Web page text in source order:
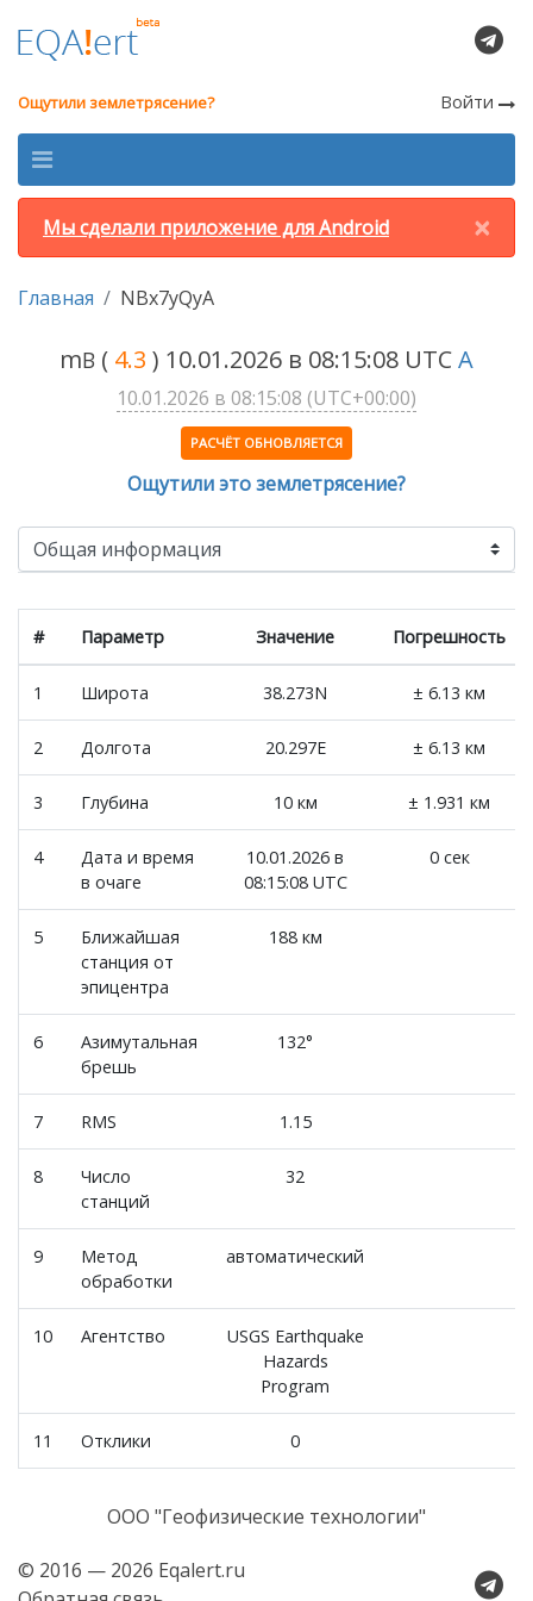
Ощутили землетрясение? Войти
×
Мы сделали приложение для Android
Главная NBx7yQyA
mB ( 4.3 ) 10.01.2026 в 08:15:08 UTCA
10.01.2026 в 08:15:08 (UTC+00:00)
РАСЧЁТ ОБНОВЛЯЕТСЯ
Ощутили это землетрясение?
# Параметр Значение Погрешность
1 Широта 38.273N ± 6.13 км
2 Долгота 20.297E ± 6.13 км
3 Глубина 10 км ± 1.931 км
4
Дата и время
в очаге
10.01.2026 в
08:15:08 UTC
0 сек
5
Ближайшая
станция от
эпицентра
188 км
6
Азимутальная
брешь
132°
7 RMS 1.15
8
Число
станций
32
9
Метод
обработки
автоматический
10 Агентство
USGS Earthquake
Hazards
Program
11 Отклики 0
© 2016 — 2026 Eqalert.ru
ООО "Геофизические технологии"